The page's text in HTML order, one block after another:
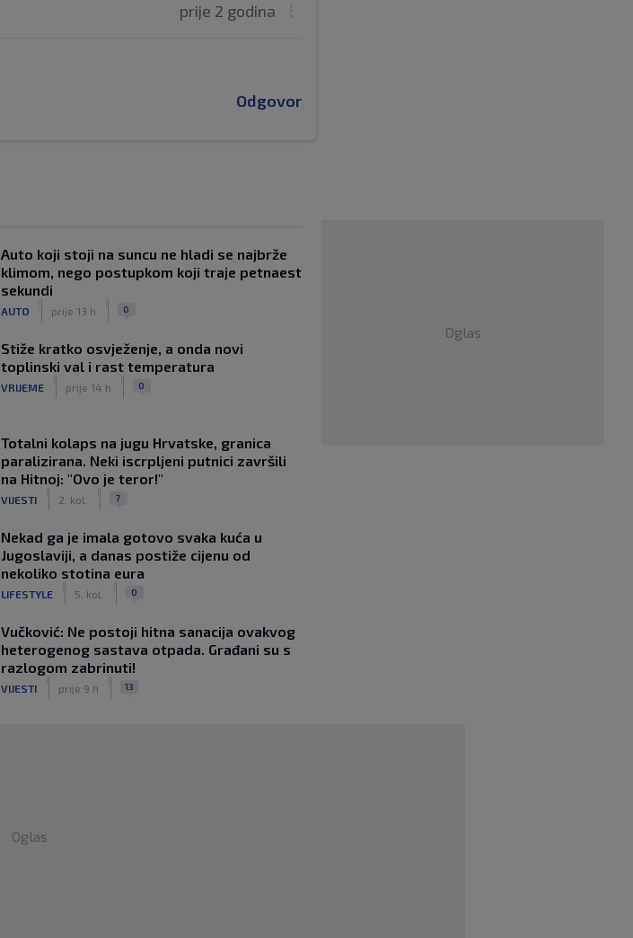
prije 2 godina
Odgovor
Auto koji stoji na suncu ne hladi se najbrže
klimom, nego postupkom koji traje petnaest
sekundi
AUTO prije 13 h 0
Stiže kratko osvježenje, a onda novi
toplinski val i rast temperatura
VRIJEME prije 14 h 0
Totalni kolaps na jugu Hrvatske, granica
paralizirana. Neki iscrpljeni putnici završili
na Hitnoj: "Ovo je teror!"
VIJESTI 2. kol. 7
Nekad ga je imala gotovo svaka kuća u
Jugoslaviji, a danas postiže cijenu od
nekoliko stotina eura
LIFESTYLE 5. kol. 0
Vučković: Ne postoji hitna sanacija ovakvog
heterogenog sastava otpada. Građani su s
razlogom zabrinuti!
VIJESTI prije 9 h 13
Oglas
Oglas